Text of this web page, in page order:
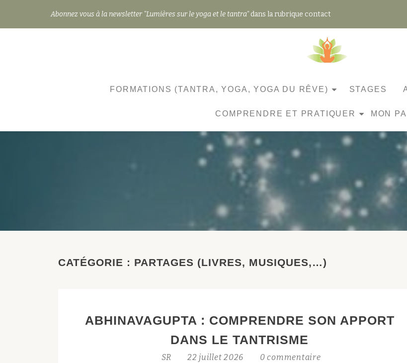
Aller
Abonnez vous à la newsletter "Lumières sur le yoga et le tantra"dans la rubrique contact
FORMATIONS (TANTRA, YOGA, YOGA DU RÊVE) STAGES
COMPRENDRE ET PRATIQUER MON
CATÉGORIE : PARTAGES (LIVRES, MUSIQUES,…)
ABHINAVAGUPTA : COMPRENDRE SON APPORT
DANS LE TANTRISME
SR 22 juillet 2026 0 commentaire